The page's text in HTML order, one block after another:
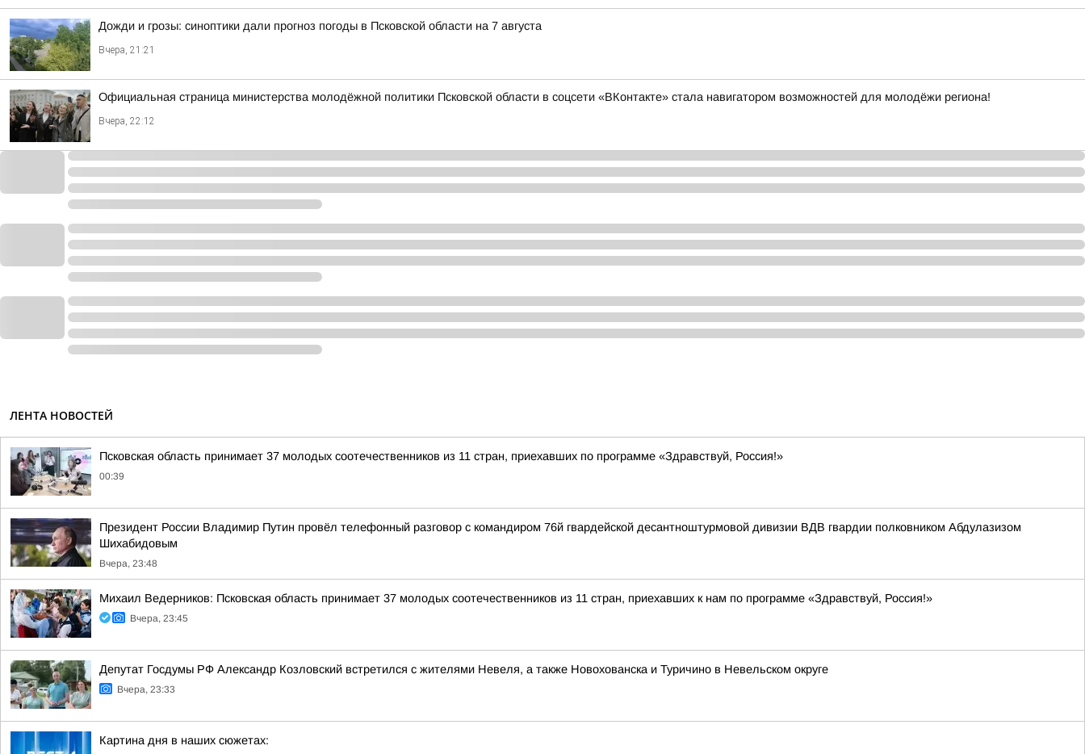
Дожди и грозы: синоптики дали прогноз погоды в Псковской области на 7 августа
Вчера, 21:21
Официальная страница министерства молодёжной политики Псковской области в соцсети «ВКонтакте» стала навигатором возможностей для молодёжи региона!
Вчера, 22:12
ЛЕНТА НОВОСТЕЙ
Псковская область принимает 37 молодых соотечественников из 11 стран, приехавших по программе «Здравствуй, Россия!»
00:39
Президент России Владимир Путин провёл телефонный разговор с командиром 76й гвардейской десантноштурмовой дивизии ВДВ гвардии полковником Абдулазизом
Шихабидовым
Вчера, 23:48
Михаил Ведерников: Псковская область принимает 37 молодых соотечественников из 11 стран, приехавших к нам по программе «Здравствуй, Россия!»
Вчера, 23:45
Депутат Госдумы РФ Александр Козловский встретился с жителями Невеля, а также Новохованска и Туричино в Невельском округе
Вчера, 23:33
Картина дня в наших сюжетах: